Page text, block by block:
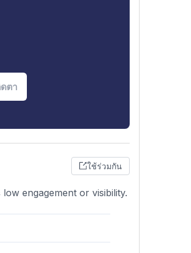
ใช้ร่วมกัน
engagement or visibility.